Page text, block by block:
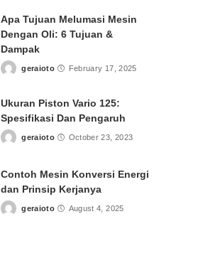
Apa Tujuan Melumasi Mesin
Dengan Oli: 6 Tujuan &
Dampak
Postedgeraioto February 17, 2025
Ukuran Piston Vario 125:
Spesifikasi Dan Pengaruh
Postedgeraioto October 23, 2023
Contoh Mesin Konversi Energi
dan Prinsip Kerjanya
Postedgeraioto August 4, 2025